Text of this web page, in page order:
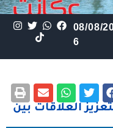
08/08/
6
العلاقات بين